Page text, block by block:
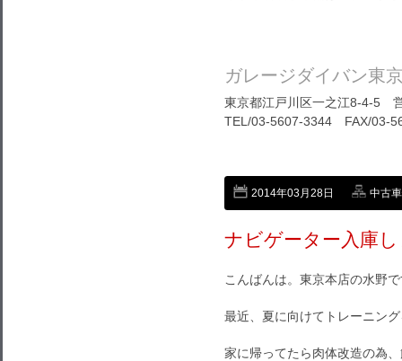
ガレージダイバン東
東京都江戸川区一之江8-4-5
TEL/03-5607-3344 FAX/03-
2014年03月28日 中古
ナビゲーター入庫
こんばんは。東京本店の水野
最近、夏に向けてトレーニン
家に帰ってたら肉体改造の為